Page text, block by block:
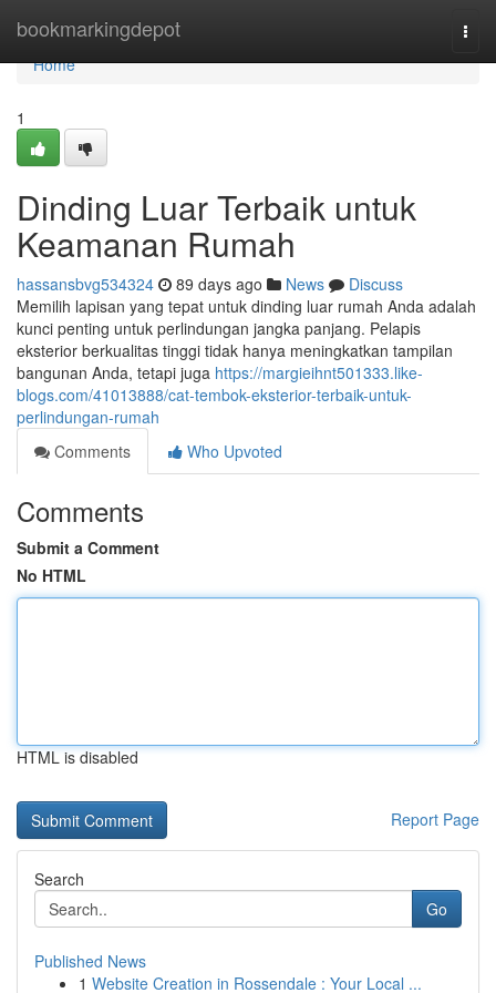
bookmarkingdepot
Home
Home
1
Dinding Luar Terbaik untuk
Keamanan Rumah
hassansbvg534324 89 days ago News
Discuss
Memilih lapisan yang tepat untuk dinding luar rumah Anda adalah
kunci penting untuk perlindungan jangka panjang. Pelapis
eksterior berkualitas tinggi tidak hanya meningkatkan tampilan
bangunan Anda, tetapi juga https://margieihnt501333.like-
blogs.com/41013888/cat-tembok-eksterior-terbaik-untuk-
perlindungan-rumah
Comments
Who Upvoted
Comments
Submit a Comment
No HTML
HTML is disabled
Report Page
Search
Go
Published News
1 Website Creation in Rossendale : Your Local ...